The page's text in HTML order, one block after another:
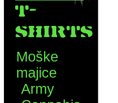
T-
SHIRTS
Moške
majice
Army